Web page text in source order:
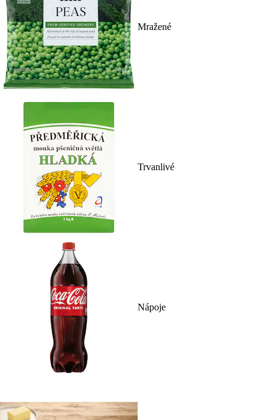
Mražené
Trvanlivé
Nápoje